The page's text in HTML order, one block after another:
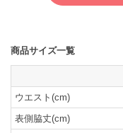
商品サイズ一覧
ウエスト(cm)
表側脇丈(cm)